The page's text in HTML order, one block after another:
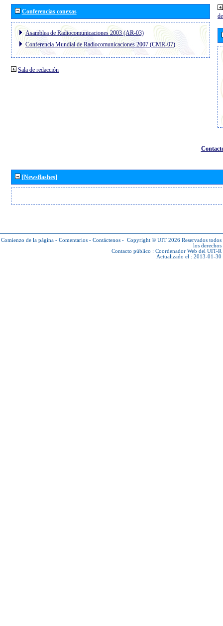
Conferencias conexas
Asamblea de Radiocomunicaciones 2003 (AR-03)
Conferencia Mundial de Radiocomunicaciones 2007 (CMR-07)
Sala de redacción
[Newsflashes]
Comienzo de la página - Comentarios - Contáctenos - Copyright © UIT 2026 Reservados todos
los derechos
Contacto público : Coordenador Web del UIT-R
Actualizado el : 2013-01-30